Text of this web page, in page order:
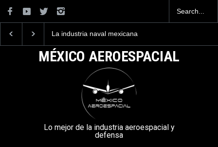
La industria naval mexicana
la Armada de México
mexicanos cuesta 2.9
millones de dólares
MÉXICO AEROESPACIAL
Lo mejor de la industria aeroespacial y
defensa